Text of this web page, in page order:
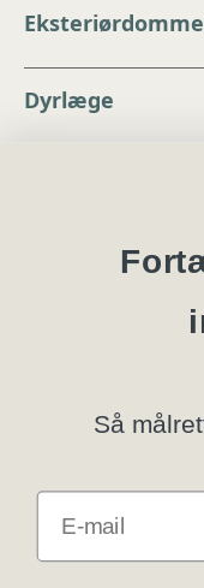
Dyrlæge
Blanketter
Privatlivspolitik
Få rabat som
Så
E-mail